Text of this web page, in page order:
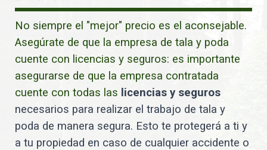
No siempre el "mejor" precio es el aconsejable.
Asegúrate de que la empresa de tala y poda
cuente con licencias y seguros: es importante
asegurarse de que la empresa contratada
cuente con todas las licencias y seguros
necesarios para realizar el trabajo de tala y
poda de manera segura. Esto te protegerá a ti y
a tu propiedad en caso de cualquier accidente o